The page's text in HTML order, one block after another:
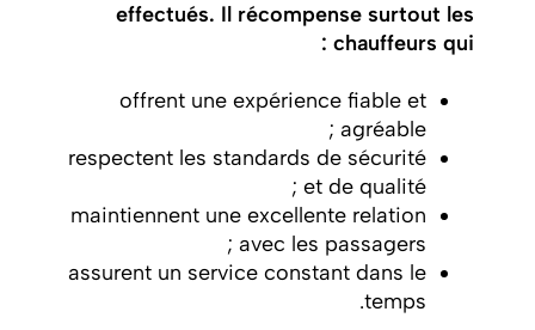
effectués. Il récompense surtout les
chauffeurs qui :
offrent une expérience fiable et
agréable ;
respectent les standards de sécurité
et de qualité ;
maintiennent une excellente relation
avec les passagers ;
assurent un service constant dans le
temps.